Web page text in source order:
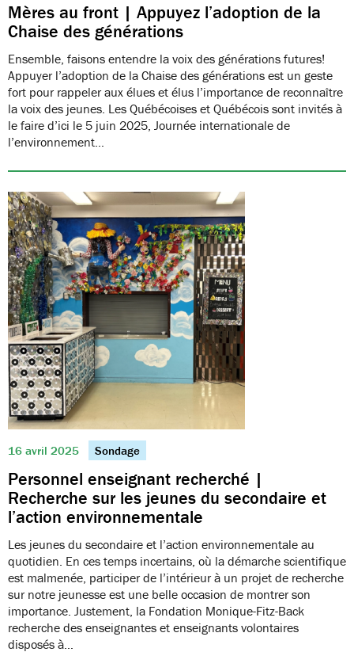
Mères au front | Appuyez l’adoption de la
Chaise des générations
Ensemble, faisons entendre la voix des générations futures!
Appuyer l’adoption de la Chaise des générations est un geste
fort pour rappeler aux élues et élus l’importance de reconnaître
la voix des jeunes. Les Québécoises et Québécois sont invités à
le faire d’ici le 5 juin 2025, Journée internationale de
l’environnement…
16 avril 2025 Sondage
Personnel enseignant recherché |
Recherche sur les jeunes du secondaire et
l’action environnementale
Les jeunes du secondaire et l’action environnementale au
quotidien. En ces temps incertains, où la démarche scientifique
est malmenée, participer de l’intérieur à un projet de recherche
sur notre jeunesse est une belle occasion de montrer son
importance. Justement, la Fondation Monique-Fitz-Back
recherche des enseignantes et enseignants volontaires
disposés à…